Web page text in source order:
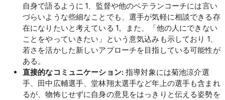
自身で語るように 1、監督や他のベテランコーチには言い
づらいような些細なことでも、選手が気軽に相談できる存
在になりたいと考えている 1。また、「他の人にできない
ことをやっていきたい」という意気込みも示しており 1、
若さを活かした新しいアプローチを目指している可能性が
ある。
直接的なコミュニケーション:指導対象には菊池涼介選
手、田中広輔選手、堂林翔太選手など年上の選手も含まれ
るが、物怖じせずに自身の意見をはっきりと伝える姿勢を